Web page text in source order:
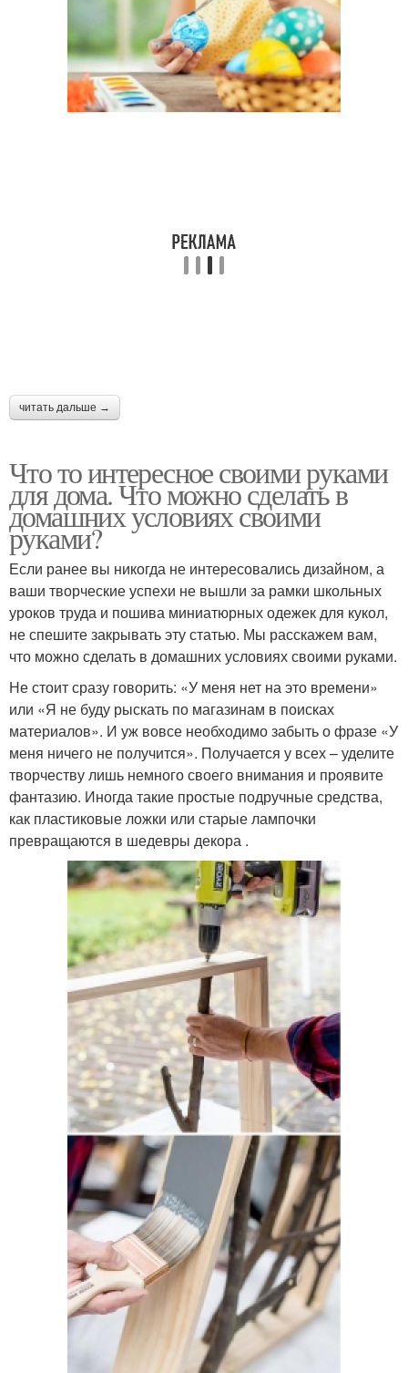
читать дальше →
Что то интересное своими руками
для дома. Что можно сделать в
домашних условиях своими
руками?
Если ранее вы никогда не интересовались дизайном, а
ваши творческие успехи не вышли за рамки школьных
уроков труда и пошива миниатюрных одежек для кукол,
не спешите закрывать эту статью. Мы расскажем вам,
что можно сделать в домашних условиях своими руками.
Не стоит сразу говорить: «У меня нет на это времени»
или «Я не буду рыскать по магазинам в поисках
материалов». И уж вовсе необходимо забыть о фразе «У
меня ничего не получится». Получается у всех – уделите
творчеству лишь немного своего внимания и проявите
фантазию. Иногда такие простые подручные средства,
как пластиковые ложки или старые лампочки
превращаются в шедевры декора .